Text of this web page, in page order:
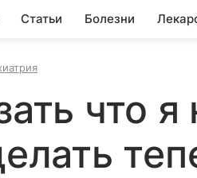
Статьи Болезни
что